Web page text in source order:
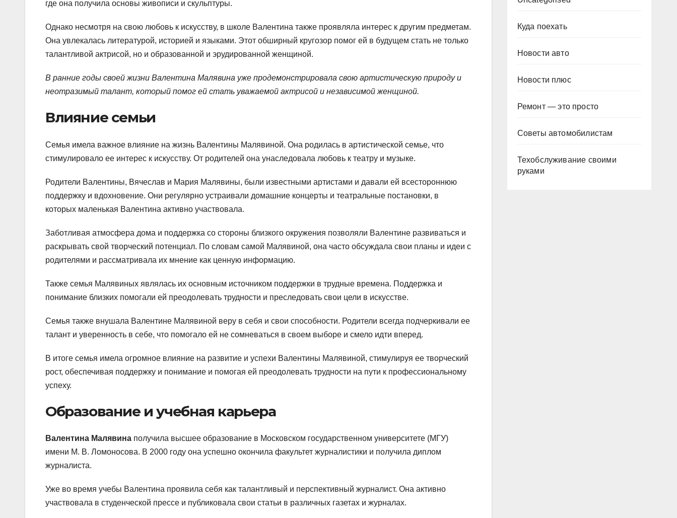
где она получила основы живописи и скульптуры.
Однако несмотря на свою любовь к искусству, в школе Валентина также проявляла интерес к другим предметам.
Она увлекалась литературой, историей и языками. Этот обширный кругозор помог ей в будущем стать не только
талантливой актрисой, но и образованной и эрудированной женщиной.
В ранние годы своей жизни Валентина Малявина уже продемонстрировала свою артистическую природу и
неотразимый талант, который помог ей стать уважаемой актрисой и независимой женщиной.
Влияние семьи
Семья имела важное влияние на жизнь Валентины Малявиной. Она родилась в артистической семье, что
стимулировало ее интерес к искусству. От родителей она унаследовала любовь к театру и музыке.
Родители Валентины, Вячеслав и Мария Малявины, были известными артистами и давали ей всестороннюю
поддержку и вдохновение. Они регулярно устраивали домашние концерты и театральные постановки, в
которых маленькая Валентина активно участвовала.
Заботливая атмосфера дома и поддержка со стороны близкого окружения позволяли Валентине развиваться и
раскрывать свой творческий потенциал. По словам самой Малявиной, она часто обсуждала свои планы и идеи с
родителями и рассматривала их мнение как ценную информацию.
Также семья Малявиных являлась их основным источником поддержки в трудные времена. Поддержка и
понимание близких помогали ей преодолевать трудности и преследовать свои цели в искусстве.
Семья также внушала Валентине Малявиной веру в себя и свои способности. Родители всегда подчеркивали ее
талант и уверенность в себе, что помогало ей не сомневаться в своем выборе и смело идти вперед.
В итоге семья имела огромное влияние на развитие и успехи Валентины Малявиной, стимулируя ее творческий
рост, обеспечивая поддержку и понимание и помогая ей преодолевать трудности на пути к профессиональному
успеху.
Образование и учебная карьера
Валентина Малявина получила высшее образование в Московском государственном университете (МГУ)
имени М. В. Ломоносова. В 2000 году она успешно окончила факультет журналистики и получила диплом
журналиста.
Уже во время учебы Валентина проявила себя как талантливый и перспективный журналист. Она активно
участвовала в студенческой прессе и публиковала свои статьи в различных газетах и журналах.
Куда поехать
Новости авто
Новости плюс
Ремонт — это просто
Советы автомобилистам
Техобслуживание своими
руками